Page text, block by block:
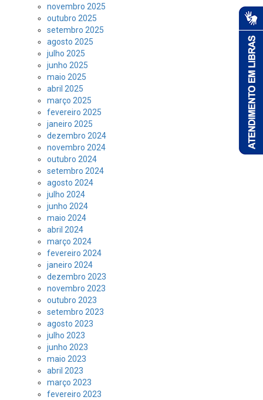
novembro 2025
outubro 2025
setembro 2025
agosto 2025
julho 2025
junho 2025
maio 2025
abril 2025
março 2025
fevereiro 2025
janeiro 2025
dezembro 2024
novembro 2024
outubro 2024
setembro 2024
agosto 2024
julho 2024
junho 2024
maio 2024
abril 2024
março 2024
fevereiro 2024
janeiro 2024
dezembro 2023
novembro 2023
outubro 2023
setembro 2023
agosto 2023
julho 2023
junho 2023
maio 2023
abril 2023
março 2023
fevereiro 2023